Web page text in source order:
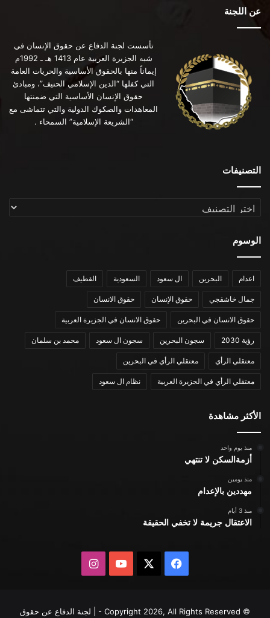
عن اللجنة
تأسست لجنة الدفاع عن حقوق الإنسان في
شبه الجزيرة العربية عام 1413 هـ ـ 1992م
إيماناً منها بالحقوق الأساسية والحريات العامة
التي كفلها “الدين الإسلامي الحنيف”، ومبادئ
حقوق الإنسان الأساسية التي ضمنتها
المعاهدات والصكوك الدولية والتي تتماشى مع
“الشريعة الإسلامية” السمحاء .
التصنيفات
التصنيفات
الوسوم
اعدام البحرين ال سعود السعودية القطيف
جمال خاشقجي حقوق الإنسان حقوق الانسان
حقوق الانسان في البحرين حقوق الانسان في الجزيرة العربية
رؤية 2030 سجون البحرين سجون ال سعود محمد بن سلمان
معتقلي الرأي معتقلي الرأي في البحرين
معتقلي الرأي في الجزيرة العربية نظام ال سعود
الأكثر مشاهدة
منذ يوم واحد
أزمةالسكن لا تنتهي
منذ يومين
مهددين بالإعدام
منذ 3 أيام
الاعتقال جريمة لا تخفي الحقيقة
فيسبوك يوتيوبانستقرام
© Copyright 2026, All Rights Reserved - | لجنة الدفاع عن حقوق